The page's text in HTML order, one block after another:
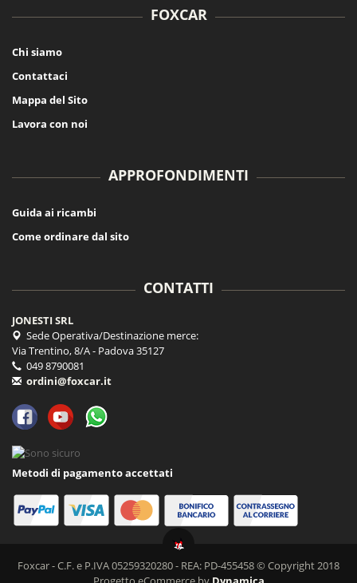
FOXCAR
Chi siamo
Contattaci
Mappa del Sito
Lavora con noi
APPROFONDIMENTI
Guida ai ricambi
Come ordinare dal sito
CONTATTI
JONESTI SRL
Sede Operativa/Destinazione merce:
Via Trentino, 8/A - Padova 35127
049 8790081
ordini@foxcar.it
Metodi di pagamento accettati
Foxcar - C.F. e P.IVA 05259320280 - REA: PD-455458 © Copyright 2018